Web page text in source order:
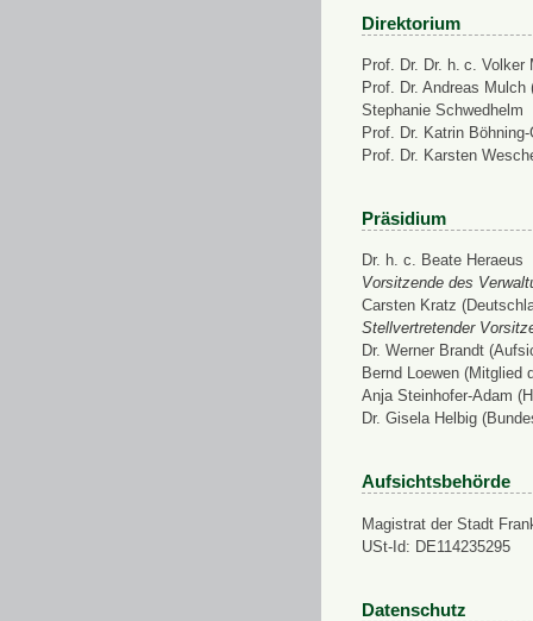
Direktorium
Prof. Dr. Dr. h. c. Volker
Prof. Dr. Andreas
Stephanie Schwedhelm
Prof. Dr. Katrin
Prof. Dr. Karsten
Präsidium
Dr. h. c. Beate Heraeus
Vorsitzende des
Carsten Kratz
Stellvertretender
Dr. Werner Brandt
Bernd Loewen (Mitglied
Anja Steinhofer-Adam
Dr. Gisela Helbig
Aufsichtsbehörde
Magistrat der Stadt
USt-Id: DE114235295
Datenschutz